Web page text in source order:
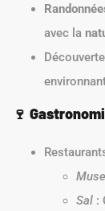
avec la
🍷
Sal :